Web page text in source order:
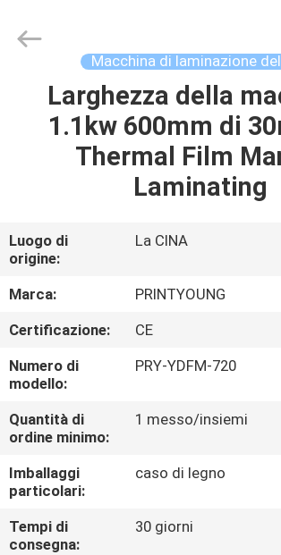
CASA
PRODOTTI
CIRCA
NOI
GIRO
DELLA
FABBRICA
CONTROLLO
DI
QUALITÀ
Printyoung
International
Macchina di laminazione
Larghezza della
1.1kw 600mm di
Thermal Film
Laminating
Luogo di
origine:
La CINA
Marca:
PRINTYOUNG
Certificazione:
CE
Numero di
modello:
PRY-YDFM-720
Quantità di
ordine minimo:
1 messo/insiemi
Imballaggi
particolari:
caso di legno
Tempi di
consegna:
30 giorni